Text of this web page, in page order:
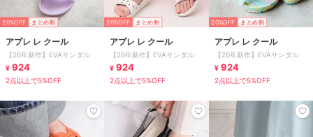
20%OFF まとめ割
アプレ レ クール
【26年新作】EVAサンダル
¥ 924
2点以上で5%OFF
20%OFF まとめ割
アプレ レ クール
【26年新作】EVAサンダル
¥ 924
2点以上で5%OFF
20%OFF まとめ割
アプレ レ クール
【26年新作】EVAサンダル
¥ 924
2点以上で5%OFF